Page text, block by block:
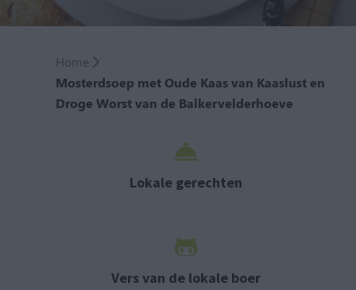
Home
Mosterdsoep met Oude Kaas van Kaaslust en
Droge Worst van de Balkervelderhoeve
Lokale gerechten
Vers van de lokale boer